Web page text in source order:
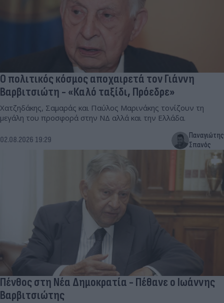
Ο πολιτικός κόσμος αποχαιρετά τον Γιάννη
Βαρβιτσιώτη - «Καλό ταξίδι, Πρόεδρε»
Χατζηδάκης, Σαμαράς και Παύλος Μαρινάκης τονίζουν τη
μεγάλη του προσφορά στην ΝΔ αλλά και την Ελλάδα.
02.08.2026 19:29
Παναγιώτης
Σπανός
Πένθος στη Νέα Δημοκρατία - Πέθανε ο Ιωάννης
Βαρβιτσιώτης